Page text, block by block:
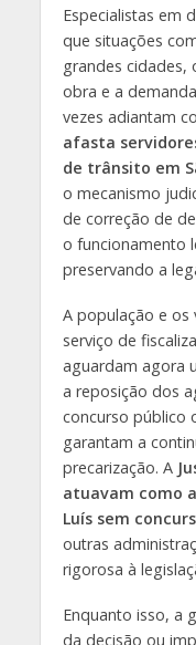
Especialistas em
que situações
grandes cidades,
obra e a
vezes adiantam
afasta
de trânsito em
o mecanismo
de correção de
o funcionamento
preservando a
A população e os
serviço de
aguardam agora
a reposição dos
concurso público
garantam a
precarização. A
atuavam como
Luís sem
outras
rigorosa à
Enquanto isso, a
da decisão ou